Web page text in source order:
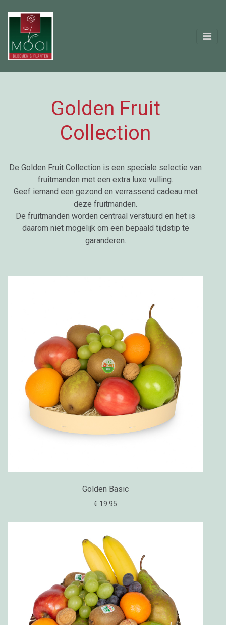
Golden Fruit
Collection
De Golden Fruit Collection is een speciale selectie van
fruitmanden met een extra luxe vulling.
Geef iemand een gezond en verrassend cadeau met
deze fruitmanden.
De fruitmanden worden centraal verstuurd en het is
daarom niet mogelijk om een bepaald tijdstip te
garanderen.
Golden Basic
€ 19.95